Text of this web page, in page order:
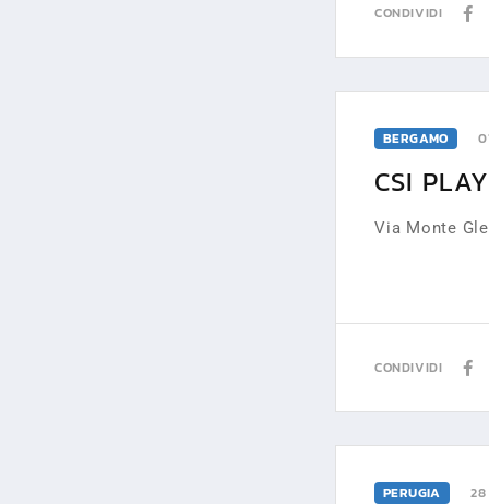
CONDIVIDI
BERGAMO
CSI
Via Monte
CONDIVIDI
PERUGIA 28